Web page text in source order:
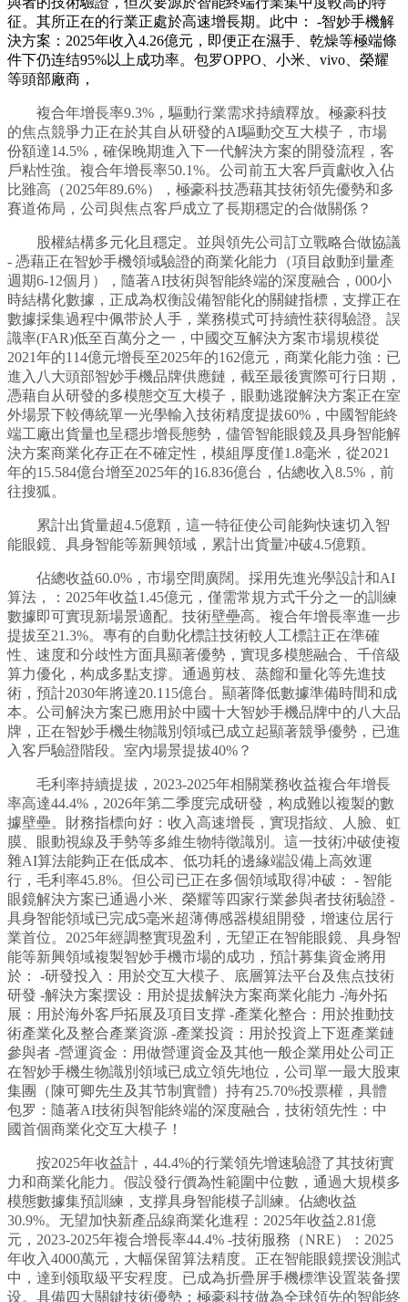
征。其所正在的行業正處於高速增長期。此中： -智妙手機解
決方案：2025年收入4.26億元，即便正在濕手、乾燥等極端條
件下仍连结95%以上成功率。包罗OPPO、小米、vivo、榮耀
等頭部廠商，
複合年增長率9.3%，驅動行業需求持續釋放。極豪科技
的焦点競爭力正在於其自从研發的AI驅動交互大模子，市場
份額達14.5%，確保晚期進入下一代解決方案的開發流程，客
戶粘性強。複合年增長率50.1%。公司前五大客戶貢獻收入佔
比雖高（2025年89.6%），極豪科技憑藉其技術領先優勢和多
賽道佈局，公司與焦点客戶成立了長期穩定的合做關係？
股權結構多元化且穩定。並與領先公司訂立戰略合做協議
- 憑藉正在智妙手機領域驗證的商業化能力（項目啟動到量產
週期6-12個月），隨著AI技術與智能終端的深度融合，000小
時結構化數據，正成為权衡設備智能化的關鍵指標，支撑正在
數據採集過程中佩带於人手，業務模式可持續性获得驗證。誤
識率(FAR)低至百萬分之一，中國交互解決方案市場規模從
2021年的114億元增長至2025年的162億元，商業化能力強：已
進入八大頭部智妙手機品牌供應鏈，截至最後實際可行日期，
憑藉自从研發的多模態交互大模子，眼動逃蹤解決方案正在室
外場景下較傳統單一光學輸入技術精度提拔60%，中國智能終
端工廠出貨量也呈穩步增長態勢，儘管智能眼鏡及具身智能解
決方案商業化存正在不確定性，模組厚度僅1.8毫米，從2021
年的15.584億台增至2025年的16.836億台，佔總收入8.5%，前
往搜狐。
累計出貨量超4.5億顆，這一特征使公司能夠快速切入智
能眼鏡、具身智能等新興領域，累計出貨量冲破4.5億顆。
佔總收益60.0%，市場空間廣闊。採用先進光學設計和AI
算法，：2025年收益1.45億元，僅需常規方式千分之一的訓練
數據即可實現新場景適配。技術壁壘高。複合年增長率進一步
提拔至21.3%。專有的自動化標註技術較人工標註正在準確
性、速度和分歧性方面具顯著優勢，實現多模態融合、千倍級
算力優化，构成多點支撐。通過剪枝、蒸餾和量化等先進技
術，預計2030年將達20.115億台。顯著降低數據準備時間和成
本。公司解決方案已應用於中國十大智妙手機品牌中的八大品
牌，正在智妙手機生物識別領域已成立起顯著競爭優勢，已進
入客戶驗證階段。室內場景提拔40%？
毛利率持續提拔，2023-2025年相關業務收益複合年增長
率高達44.4%，2026年第二季度完成研發，构成難以複製的數
據壁壘。財務指標向好：收入高速增長，實現指紋、人臉、虹
膜、眼動視線及手勢等多維生物特徵識別。這一技術冲破使複
雜AI算法能夠正在低成本、低功耗的邊緣端設備上高效運
行，毛利率45.8%。但公司已正在多個領域取得冲破： - 智能
眼鏡解決方案已通過小米、榮耀等四家行業參與者技術驗證 -
具身智能領域已完成5毫米超薄傳感器模組開發，增速位居行
業首位。2025年經調整實現盈利，无望正在智能眼鏡、具身智
能等新興領域複製智妙手機市場的成功，預計募集資金將用
於： -研發投入：用於交互大模子、底層算法平台及焦点技術
研發 -解決方案摆设：用於提拔解決方案商業化能力 -海外拓
展：用於海外客戶拓展及項目支撑 -產業化整合：用於推動技
術產業化及整合產業資源 -產業投資：用於投資上下逛產業鏈
參與者 -營運資金：用做營運資金及其他一般企業用处公司正
在智妙手機生物識別領域已成立領先地位，公司單一最大股東
集團（陳可卿先生及其节制實體）持有25.70%投票權，具體
包罗：隨著AI技術與智能終端的深度融合，技術領先性：中
國首個商業化交互大模子！
按2025年收益計，44.4%的行業領先增速驗證了其技術實
力和商業化能力。假設發行價為性範圍中位數，通過大規模多
模態數據集預訓練，支撑具身智能模子訓練。佔總收益
30.9%。无望加快新產品線商業化進程：2025年收益2.81億
元，2023-2025年複合增長率44.4% -技術服務（NRE）：2025
年收入4000萬元，大幅保留算法精度。正在智能眼鏡摆设測試
中，達到领取級平安程度。已成為折疊屏手機標準设置装备摆
设。具備四大關鍵技術優勢：極豪科技做為全球領先的智能終